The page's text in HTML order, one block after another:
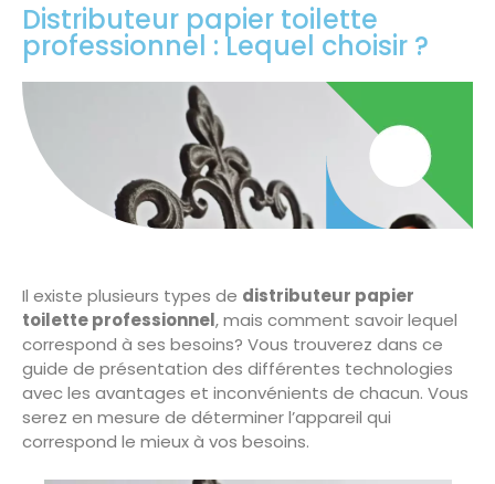
Distributeur papier toilette
professionnel : Lequel choisir ?
Il existe plusieurs types de distributeur papier
toilette professionnel, mais comment savoir lequel
correspond à ses besoins? Vous trouverez dans ce
guide de présentation des différentes technologies
avec les avantages et inconvénients de chacun. Vous
serez en mesure de déterminer l’appareil qui
correspond le mieux à vos besoins.